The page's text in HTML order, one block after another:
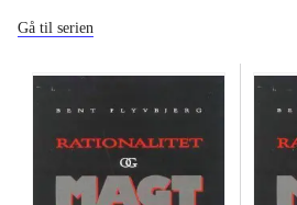
Gå til serien